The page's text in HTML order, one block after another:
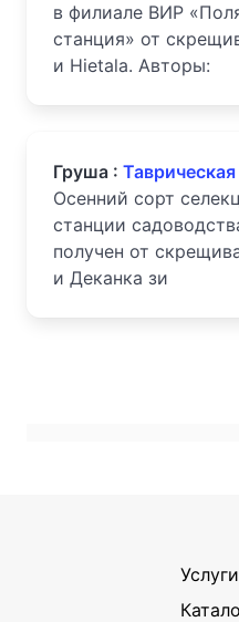
в филиале ВИР
станция» от
и Hietala. Авторы:
Груша : Таврическая
Осенний сорт
станции
получен от
и Деканка зи
Услуги